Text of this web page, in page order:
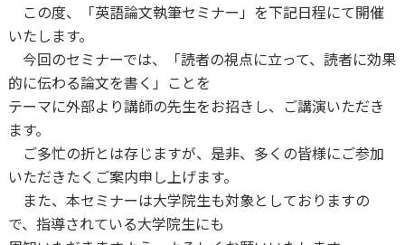
この度、「英語論文執筆セミナー」を下記日程にて開催
いたします。
今回のセミナーでは、「読者の視点に立って、読者に効果
的に伝わる論文を書く」ことを
テーマに外部より講師の先生をお招きし、ご講演いただき
ます。
ご多忙の折とは存じますが、是非、多くの皆様にご参加
いただきたくご案内申し上げます。
また、本セミナーは大学院生も対象としておりますの
で、指導されている大学院生にも